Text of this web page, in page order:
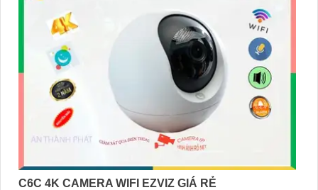
C6C 4K CAMERA WIFI EZVIZ GIÁ RẺ